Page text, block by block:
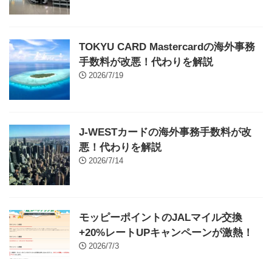
TOKYU CARD Mastercardの海外事務
手数料が改悪！代わりを解説
2026/7/19
J-WESTカードの海外事務手数料が改
悪！代わりを解説
2026/7/14
モッピーポイントのJALマイル交換
+20%レートUPキャンペーンが激熱！
2026/7/3